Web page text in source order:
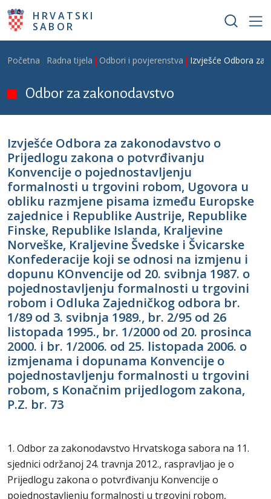
Skoči na glavni sadržaj
HRVATSKI
SABOR
Breadcrumb
Početna Radna tijela Odbori i povjerenstva Izvješće Odbora za
Odbor za zakonodavstvo
Izvješće Odbora za zakonodavstvo o
Prijedlogu zakona o potvrđivanju
Konvencije o pojednostavljenju
formalnosti u trgovini robom, Ugovora u
obliku razmjene pisama između Europske
zajednice i Republike Austrije, Republike
Finske, Republike Islanda, Kraljevine
Norveške, Kraljevine Švedske i Švicarske
Konfederacije koji se odnosi na izmjenu i
dopunu KOnvencije od 20. svibnja 1987. o
pojednostavljenju formalnosti u trgovini
robom i Odluka Zajedničkog odbora br.
1/89 od 3. svibnja 1989., br. 2/95 od 26
listopada 1995., br. 1/2000 od 20. prosinca
2000. i br. 1/2006. od 25. listopada 2006. o
izmjenama i dopunama Konvencije o
pojednostavljenju formalnosti u trgovini
robom, s Konačnim prijedlogom zakona,
P.Z. br. 73
1. Odbor za zakonodavstvo Hrvatskoga sabora na 11.
sjednici održanoj 24. travnja 2012., raspravljao je o
Prijedlogu zakona o potvrđivanju Konvencije o
pojednostavljenju formalnosti u trgovini robom,